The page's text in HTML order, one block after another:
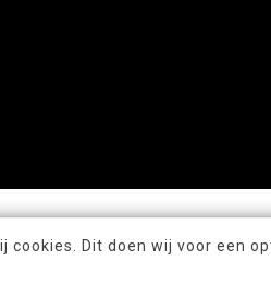
cookies. Dit doen wij voor een